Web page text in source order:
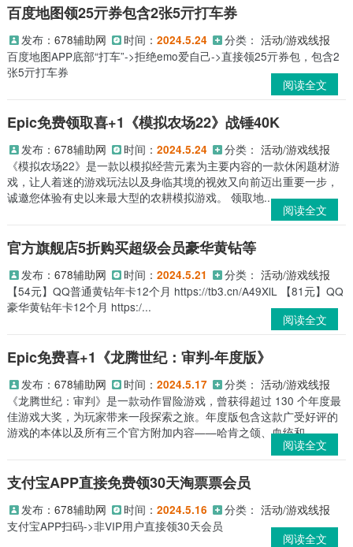
百度地图领25亓券包含2张5亓打车券
发布： 678辅助网 时间： 2024.5.24 分类： 活动/游戏线报
百度地图APP底部“打车”->拒绝emo爱自己->直接领25亓券包，包含2
张5亓打车券
阅读全文
Epic免费领取喜+1《模拟农场22》战锤40K
发布： 678辅助网 时间： 2024.5.24 分类： 活动/游戏线报
《模拟农场22》是一款以模拟经营元素为主要内容的一款休闲题材游
戏，让人着迷的游戏玩法以及身临其境的视效又向前迈出重要一步，
诚邀您体验有史以来最大型的农耕模拟游戏。 领取地...
阅读全文
官方旗舰店5折购买超级会员豪华黄钻等
发布： 678辅助网 时间： 2024.5.21 分类： 活动/游戏线报
【54元】QQ普通黄钻年卡12个月 https://tb3.cn/A49XlL 【81元】QQ
豪华黄钻年卡12个月 https:/...
阅读全文
Epic免费喜+1《龙腾世纪：审判-年度版》
发布： 678辅助网 时间： 2024.5.17 分类： 活动/游戏线报
《龙腾世纪：审判》是一款动作冒险游戏，曾获得超过 130 个年度最
佳游戏大奖，为玩家带来一段探索之旅。年度版包含这款广受好评的
游戏的本体以及所有三个官方附加内容——哈肯之颌、血统和...
阅读全文
支付宝APP直接免费领30天淘票票会员
发布： 678辅助网 时间： 2024.5.16 分类： 活动/游戏线报
支付宝APP扫码->非VIP用户直接领30天会员
阅读全文